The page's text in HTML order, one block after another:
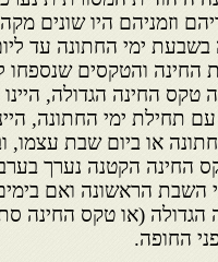
וזמניהם היו שונים
ימי החתונה עד
החינה והטקסים שנספחו
טקס החינה הגדולה,
תחילת ימי החתונה,
או ביום שבת עצמו,
החינה הקטנה נערך
השבת הראשונה ואם
הגדולה (או טקס החינה
החופה.